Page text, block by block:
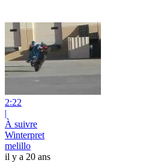
2:22
|
À suivre
Winterpret
melillo
il y a 20 ans